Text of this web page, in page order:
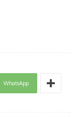
WhatsApp